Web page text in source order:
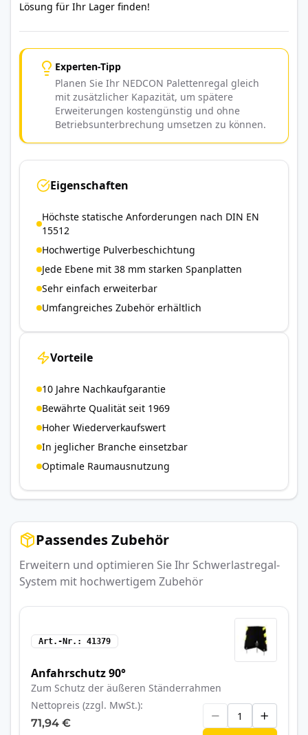
Lösung für Ihr Lager finden!
Experten-Tipp
Planen Sie Ihr NEDCON Palettenregal gleich
mit zusätzlicher Kapazität, um spätere
Erweiterungen kostengünstig und ohne
Betriebsunterbrechung umsetzen zu können.
Eigenschaften
Höchste statische Anforderungen nach DIN EN
15512
Hochwertige Pulverbeschichtung
Jede Ebene mit 38 mm starken Spanplatten
Sehr einfach erweiterbar
Umfangreiches Zubehör erhältlich
Vorteile
10 Jahre Nachkaufgarantie
Bewährte Qualität seit 1969
Hoher Wiederverkaufswert
In jeglicher Branche einsetzbar
Optimale Raumausnutzung
Passendes Zubehör
Erweitern und optimieren Sie Ihr Schwerlastregal-
System mit hochwertigem Zubehör
Art.-Nr. 41379
Anfahrschutz 90°
Zum Schutz der äußeren Ständerrahmen
Nettopreis (zzgl. MwSt.)
71,94 €